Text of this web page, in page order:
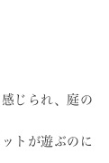
感じられ、庭の
ットが遊ぶのに